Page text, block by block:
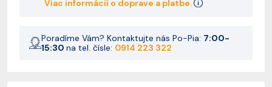
Viac informácií o doprave a platbe.
Poradíme Vám? Kontaktujte nás Po-Pia: 7:00-
15:30 na tel. čísle: 0914 223 322